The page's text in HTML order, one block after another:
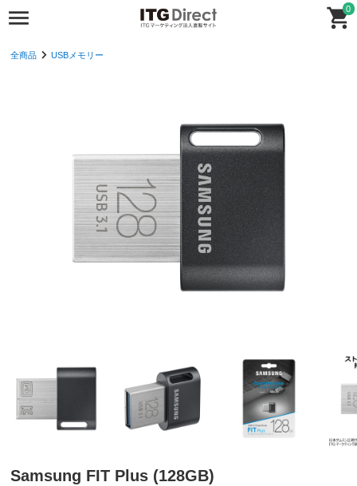
0
全商品 USBメモリー
Samsung FIT Plus (128GB)